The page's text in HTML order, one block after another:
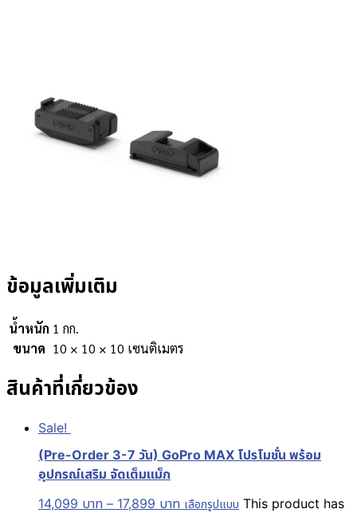
ข้อมูลเพิ่มเติม
น้ำหนัก 1 กก.
ขนาด 10 × 10 × 10 เซนติเมตร
สินค้าที่เกี่ยวข้อง
Sale!
(Pre-Order 3-7 วัน) GoPro MAX โปรโมชั่น พร้อม
อุปกรณ์เสริม จัดเต็มแม็ก
14,099 บาท – 17,899 บาท เลือกรูปแบบ This product has